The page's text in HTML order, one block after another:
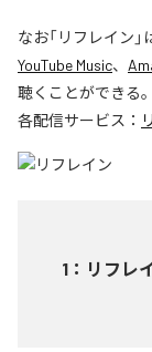
なお「リフレイン 」
YouTube Music、
聴くことができる。
各配信サービス：
1 ： リフレ